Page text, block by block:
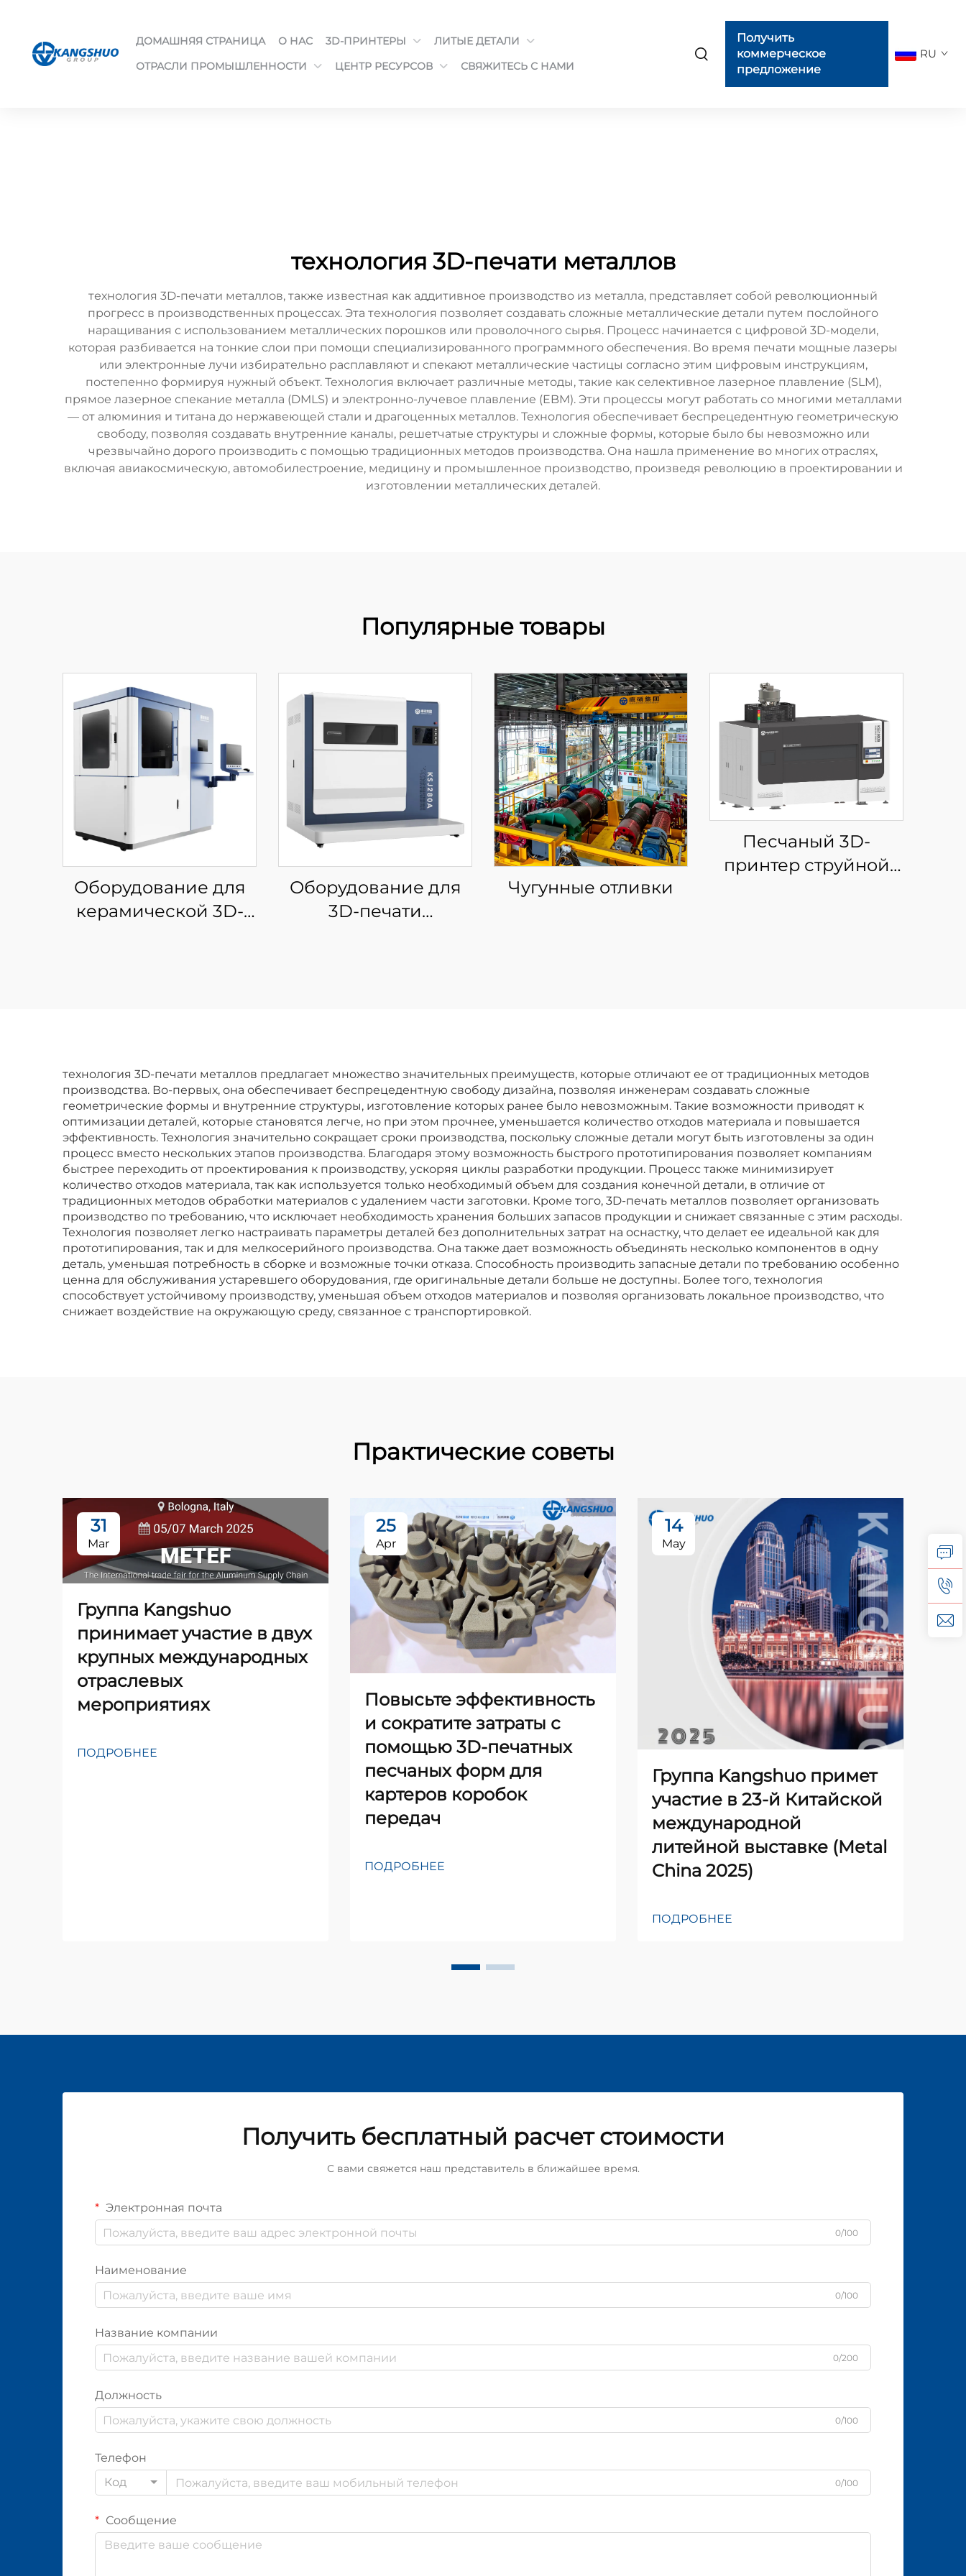
ДОМАШНЯЯ СТРАНИЦА О НАС 3D-ПРИНТЕРЫ
ЛИТЫЕ ДЕТАЛИ
ОТРАСЛИ ПРОМЫШЛЕННОСТИ
ЦЕНТР РЕСУРСОВ СВЯЖИТЕСЬ С НАМИ
Получить
коммерческое
предложение
RU
технология 3D-печати металлов
технология 3D-печати металлов, также известная как аддитивное производство из металла, представляет собой революционный
прогресс в производственных процессах. Эта технология позволяет создавать сложные металлические детали путем послойного
наращивания с использованием металлических порошков или проволочного сырья. Процесс начинается с цифровой 3D-модели,
которая разбивается на тонкие слои при помощи специализированного программного обеспечения. Во время печати мощные лазеры
или электронные лучи избирательно расплавляют и спекают металлические частицы согласно этим цифровым инструкциям,
постепенно формируя нужный объект. Технология включает различные методы, такие как селективное лазерное плавление (SLM),
прямое лазерное спекание металла (DMLS) и электронно-лучевое плавление (EBM). Эти процессы могут работать со многими металлами
— от алюминия и титана до нержавеющей стали и драгоценных металлов. Технология обеспечивает беспрецедентную геометрическую
свободу, позволяя создавать внутренние каналы, решетчатые структуры и сложные формы, которые было бы невозможно или
чрезвычайно дорого производить с помощью традиционных методов производства. Она нашла применение во многих отраслях,
включая авиакосмическую, автомобилестроение, медицину и промышленное производство, произведя революцию в проектировании и
изготовлении металлических деталей.
Популярные товары
Оборудование для
керамической 3D-
Оборудование для
3D-печати
Чугунные отливки
Песчаный 3D-
принтер струйной
технология 3D-печати металлов предлагает множество значительных преимуществ, которые отличают ее от традиционных методов
производства. Во-первых, она обеспечивает беспрецедентную свободу дизайна, позволяя инженерам создавать сложные
геометрические формы и внутренние структуры, изготовление которых ранее было невозможным. Такие возможности приводят к
оптимизации деталей, которые становятся легче, но при этом прочнее, уменьшается количество отходов материала и повышается
эффективность. Технология значительно сокращает сроки производства, поскольку сложные детали могут быть изготовлены за один
процесс вместо нескольких этапов производства. Благодаря этому возможность быстрого прототипирования позволяет компаниям
быстрее переходить от проектирования к производству, ускоряя циклы разработки продукции. Процесс также минимизирует
количество отходов материала, так как используется только необходимый объем для создания конечной детали, в отличие от
традиционных методов обработки материалов с удалением части заготовки. Кроме того, 3D-печать металлов позволяет организовать
производство по требованию, что исключает необходимость хранения больших запасов продукции и снижает связанные с этим расходы.
Технология позволяет легко настраивать параметры деталей без дополнительных затрат на оснастку, что делает ее идеальной как для
прототипирования, так и для мелкосерийного производства. Она также дает возможность объединять несколько компонентов в одну
деталь, уменьшая потребность в сборке и возможные точки отказа. Способность производить запасные детали по требованию особенно
ценна для обслуживания устаревшего оборудования, где оригинальные детали больше не доступны. Более того, технология
способствует устойчивому производству, уменьшая объем отходов материалов и позволяя организовать локальное производство, что
снижает воздействие на окружающую среду, связанное с транспортировкой.
Практические советы
31
Mar
Группа Kangshuo
принимает участие в двух
крупных международных
отраслевых
мероприятиях
ПОДРОБНЕЕ
25
Apr
Повысьте эффективность
и сократите затраты с
помощью 3D-печатных
песчаных форм для
картеров коробок
передач
ПОДРОБНЕЕ
14
May
Группа Kangshuo примет
участие в 23-й Китайской
международной
литейной выставке (Metal
China 2025)
ПОДРОБНЕЕ
Получить бесплатный расчет стоимости
С вами свяжется наш представитель в ближайшее время.
Электронная почта
0/100
Наименование
0/100
Название компании
0/200
Должность
0/100
Телефон
Код
0/100
Сообщение